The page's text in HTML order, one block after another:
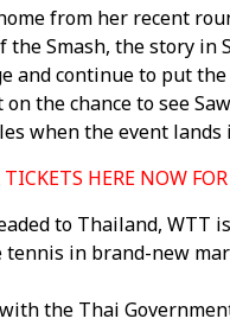
from her recent
the Smash, the story
and continue to put
the chance to see
when the event lands
HERE NOW
to Thailand, WTT
in brand-new
the Thai